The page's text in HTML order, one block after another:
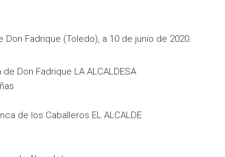
Don Fadrique (Toledo), a 10 de junio de 2020.
de Don Fadrique LA ALCALDESA
de los Caballeros EL ALCALDE